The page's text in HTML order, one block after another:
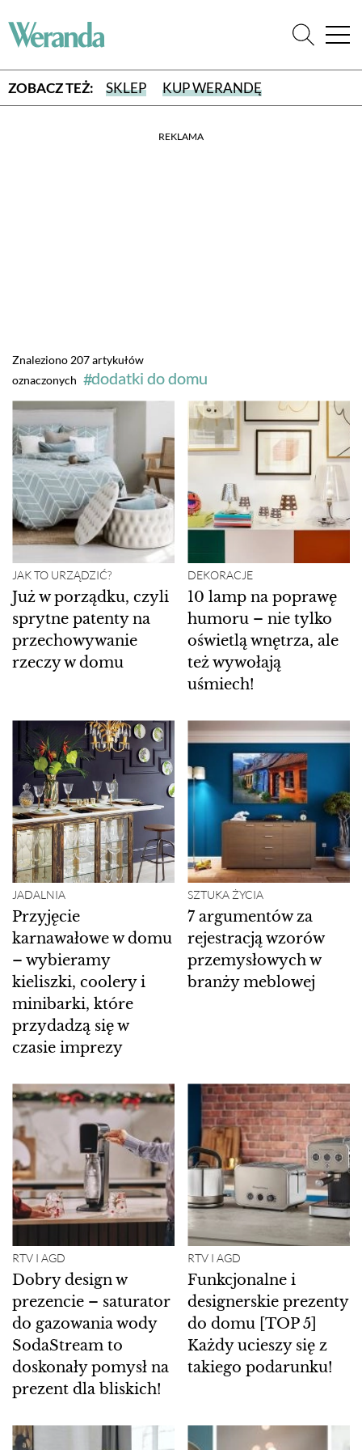
ZOBACZ TEŻ: SKLEP KUP WERANDĘ
REKLAMA
Znaleziono 207 artykułów
oznaczonych
dodatki do domu
JAK TO URZĄDZIĆ?
Już w porządku, czyli
sprytne patenty na
przechowywanie
rzeczy w domu
DEKORACJE
10 lamp na poprawę
humoru – nie tylko
oświetlą wnętrza, ale
też wywołają
uśmiech!
JADALNIA
Przyjęcie
karnawałowe w domu
– wybieramy
kieliszki, coolery i
minibarki, które
przydadzą się w
czasie imprezy
SZTUKA ŻYCIA
7 argumentów za
rejestracją wzorów
przemysłowych w
branży meblowej
RTV I AGD
Dobry design w
prezencie – saturator
do gazowania wody
SodaStream to
doskonały pomysł na
prezent dla bliskich!
RTV I AGD
Funkcjonalne i
designerskie prezenty
do domu [TOP 5]
Każdy ucieszy się z
takiego podarunku!